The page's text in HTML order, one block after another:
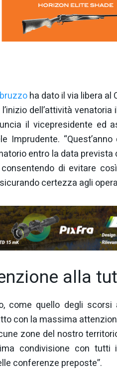
ha dato il via libera al
dell’attività
il vicepresidente ed
Imprudente.
entro la data
di evitare
certezza agli
alla
come quello degli
con la massima
zone del nostro
condivisione con tutti
conferenze preposte”.